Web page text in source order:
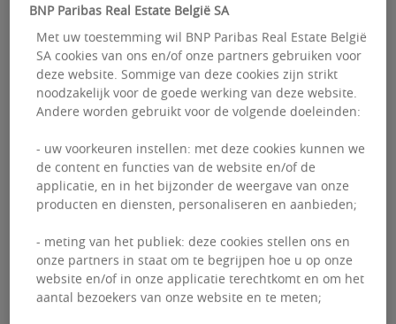
Rue du Congrès 5/7 - 1000 Bruxelles
Beschikbare oppervlakte :
874.00 m²
From : 137.00 m²
GenevieveDEBAISIEUX
CONTACTEER MIJ
BNP Paribas Real Estate België SA
Met uw toestemming wil BNP Paribas Real Estate België
SA cookies van ons en/of onze partners gebruiken voor
deze website. Sommige van deze cookies zijn strikt
noodzakelijk voor de goede werking van deze website.
Andere worden gebruikt voor de volgende doeleinden:
- uw voorkeuren instellen: met deze cookies kunnen we
de content en functies van de website en/of de
applicatie, en in het bijzonder de weergave van onze
producten en diensten, personaliseren en aanbieden;
- meting van het publiek: deze cookies stellen ons en
onze partners in staat om te begrijpen hoe u op onze
website en/of in onze applicatie terechtkomt en om het
aantal bezoekers van onze website en te meten;